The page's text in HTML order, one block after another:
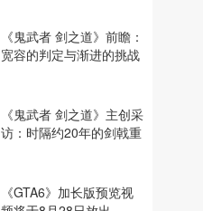
《鬼武者 剑之道》前瞻：
宽容的判定与渐进的挑战
《鬼武者 剑之道》主创采
访：时隔约20年的剑戟重
《GTA6》加长版预览视